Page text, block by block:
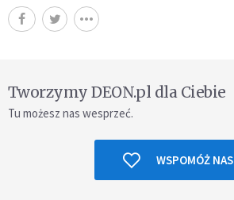
Tworzymy DEON.pl dla Ciebie
Tu możesz nas wesprzeć.
WSPOMÓŻ NAS